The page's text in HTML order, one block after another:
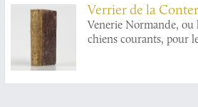
Verrier de la
Venerie Normande, ou
chiens courants, pour
loutre; avec les tons
chacun une